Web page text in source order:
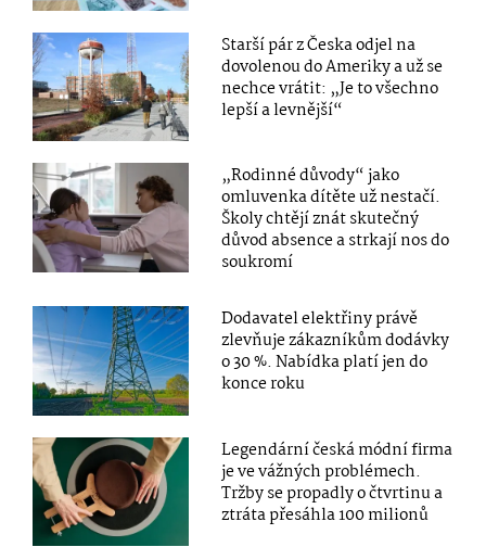
Starší pár z Česka odjel na
dovolenou do Ameriky a už se
nechce vrátit: „Je to všechno
lepší a levnější“
„Rodinné důvody“ jako
omluvenka dítěte už nestačí.
Školy chtějí znát skutečný
důvod absence a strkají nos do
soukromí
Dodavatel elektřiny právě
zlevňuje zákazníkům dodávky
o 30 %. Nabídka platí jen do
konce roku
Legendární česká módní firma
je ve vážných problémech.
Tržby se propadly o čtvrtinu a
ztráta přesáhla 100 milionů